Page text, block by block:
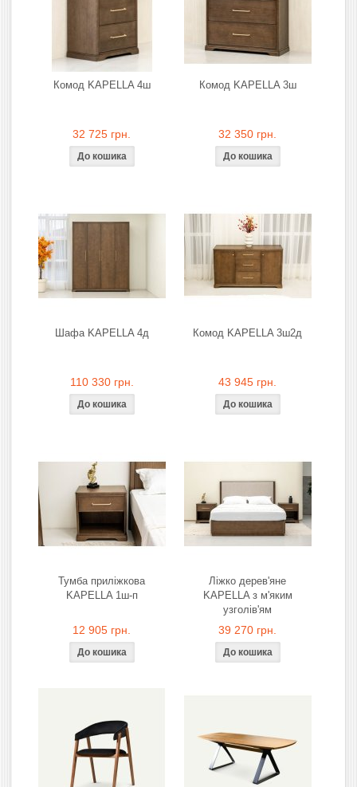
Комод KAPELLA 4ш
32 725 грн.
Комод KAPELLA 3ш
32 350 грн.
Шафа KAPELLA 4д
110 330 грн.
Комод KAPELLA 3ш2д
43 945 грн.
Тумба приліжкова
KAPELLA 1ш-п
12 905 грн.
Ліжко дерев'яне
KAPELLA з м'яким
узголів'ям
39 270 грн.